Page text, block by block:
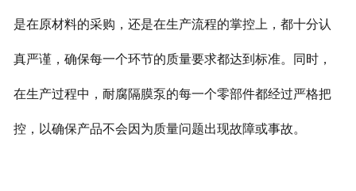
是在原材料的采购，还是在生产流程的掌控上，都十分认
真严谨，确保每一个环节的质量要求都达到标准。同时，
在生产过程中，耐腐隔膜泵的每一个零部件都经过严格把
控，以确保产品不会因为质量问题出现故障或事故。